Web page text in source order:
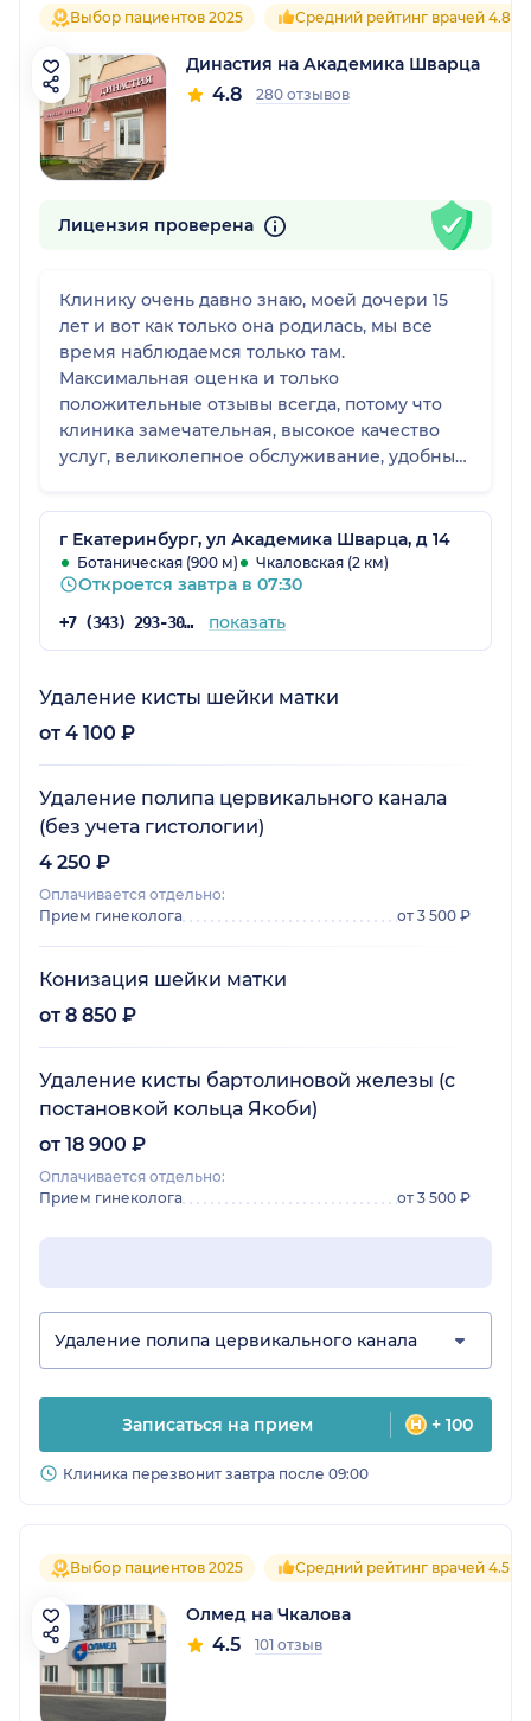
Выбор пациентов 2025 Средний рейтинг врачей 4.8
Династия на Академика Шварца
4.8 280 отзывов
Лицензия проверена
Клинику очень давно знаю, моей дочери 15
лет и вот как только она родилась, мы все
время наблюдаемся только там.
Максимальная оценка и только
положительные отзывы всегда, потому что
клиника замечательная, высокое качество
услуг, великолепное обслуживание, удобный
этой клинике и я всем знакомым всегда
рекомендую именно Династию.
г Екатеринбург, ул Академика Шварца, д 14
Ботаническая (900 м) Чкаловская (2 км)
Откроется завтра в 07:30
+7 (343) 293-30-81 показать
Удаление кисты шейки матки
от 4 100 ₽
Удаление полипа цервикального канала
(без учета гистологии)
4 250 ₽
Оплачивается отдельно:
Прием гинеколога
от 3 500 ₽
Конизация шейки матки
от 8 850 ₽
Удаление кисты бартолиновой железы (с
постановкой кольца Якоби)
от 18 900 ₽
Оплачивается отдельно:
Прием гинеколога
от 3 500 ₽
Удаление полипа цервикального канала
Записаться на прием + 100
Клиника перезвонит завтра после 09:00
Выбор пациентов 2025 Средний рейтинг врачей 4.5
Олмед на Чкалова
4.5 101 отзыв